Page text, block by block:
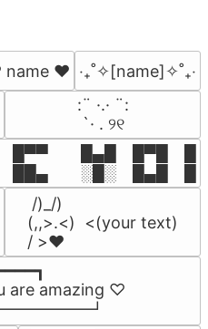
name ♥️ ‎‧₊˚✧[name]✧˚₊‧
⠀:¨ ·.· ¨:⠀
⠀ `· . ୨୧⠀
█▀▀  █▄█ █▀█
██▄  ░█░ █▄█
/)_/)
(,,>.<)  <(your text)
/ >❤️
are amazing ♡